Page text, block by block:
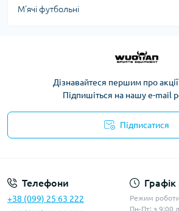
М'ячі футбольні
Дізнавайтеся першим про
Підпишіться на нашу e-mail
Підписатися
Телефони
+38 (099) 25 63 222
Режим
Пн-Пт: з 9:00